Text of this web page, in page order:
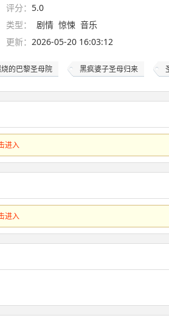
评分： 5.0
类型：
剧情 惊悚 音乐
更新： 2026-05-20 16:03:12
的巴黎圣母院 黑疯婆子圣母归来
进入
进入